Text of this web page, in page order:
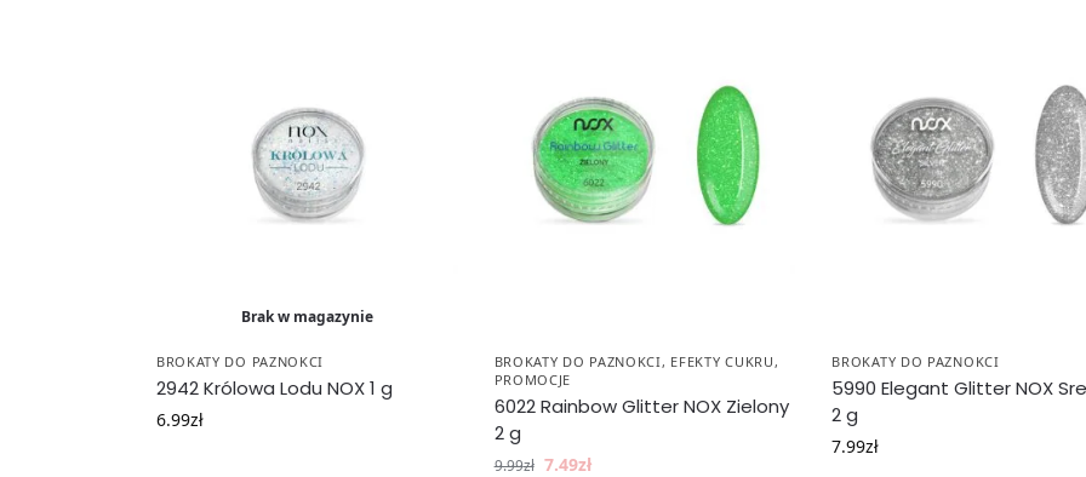
Brak w magazynie
BROKATY DO PAZNOKCI
2942 Królowa Lodu NOX 1 g
6.99zł
BROKATY DO PAZNOKCI, EFEKTY CUKRU ,
PROMOCJE
6022 Rainbow Glitter NOX Zielony
2 g
9.99zł 7.49zł
BROKATY DO PAZNOKCI
5990 Elegant Glitter NOX
2 g
7.99zł